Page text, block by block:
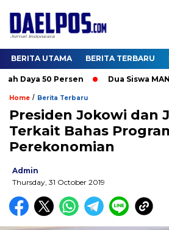
BERITA UTAMA BERITA TERBARU
Daya 50 Persen Dua Siswa MAN
Home / Berita Terbaru
Presiden Jokowi dan
Terkait Bahas
Perekonomian
Admin
Thursday, 31 October 2019